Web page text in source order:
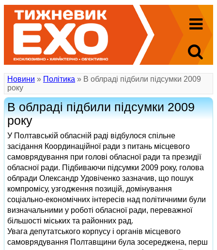
Новини » Політика » В облраді підбили підсумки 2009
року
В облраді підбили підсумки 2009
року
У Полтавській обласній раді відбулося спільне
засідання Координаційної ради з питань місцевого
самоврядування при голові обласної ради та президії
обласної ради. Підбиваючи підсумки 2009 року, голова
облради Олександр Удовіченко зазначив, що пошук
компромісу, узгодження позицій, домінування
соціально-економічних інтересів над політичними були
визначальними у роботі обласної ради, переважної
більшості міських та районних рад.
Увага депутатського корпусу і органів місцевого
самоврядування Полтавщини була зосереджена, перш